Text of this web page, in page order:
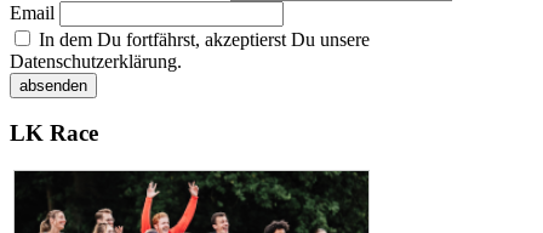
Email
In dem Du fortfährst, akzeptierst Du unsere
Datenschutzerklärung.
LK Race